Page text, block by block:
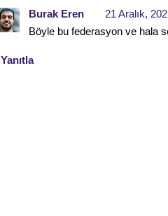
Burak Eren
21 Aralık,
Böyle bu federasyon ve hala
Yanıtla